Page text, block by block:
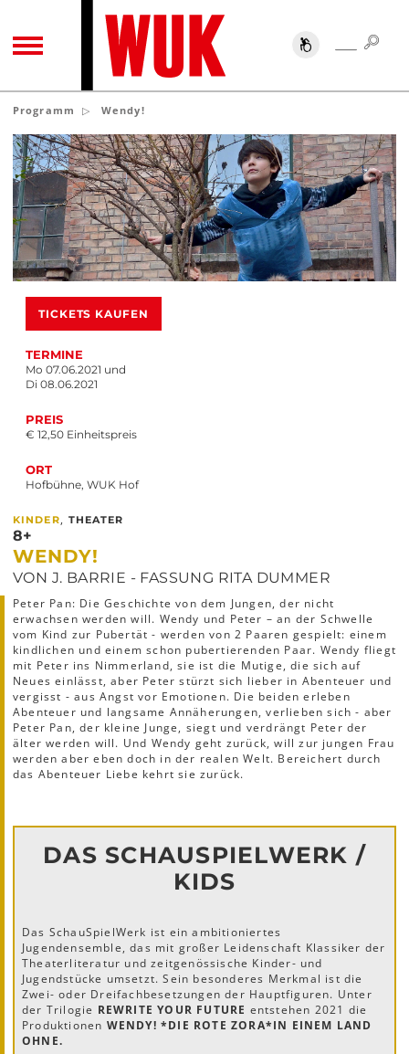
TOGGLE NAVIGATION SUCHE
Programm Wendy!
TICKETS KAUFEN
TERMINE
Mo 07.06.2021 und
Di 08.06.2021
PREIS
€ 12,50 Einheitspreis
ORT
Hofbühne, WUK Hof
KINDER, THEATER
8+
WENDY!
VON J. BARRIE - FASSUNG RITA DUMMER
Peter Pan: Die Geschichte von dem Jungen, der nicht
erwachsen werden will. Wendy und Peter – an der Schwelle
vom Kind zur Pubertät - werden von 2 Paaren gespielt: einem
kindlichen und einem schon pubertierenden Paar. Wendy fliegt
mit Peter ins Nimmerland, sie ist die Mutige, die sich auf
Neues einlässt, aber Peter stürzt sich lieber in Abenteuer und
vergisst - aus Angst vor Emotionen. Die beiden erleben
Abenteuer und langsame Annäherungen, verlieben sich - aber
Peter Pan, der kleine Junge, siegt und verdrängt Peter der
älter werden will. Und Wendy geht zurück, will zur jungen Frau
werden aber eben doch in der realen Welt. Bereichert durch
das Abenteuer Liebe kehrt sie zurück.
DAS SCHAUSPIELWERK /
KIDS
Das SchauSpielWerk ist ein ambitioniertes
Jugendensemble, das mit großer Leidenschaft Klassiker der
Theaterliteratur und zeitgenössische Kinder- und
Jugendstücke umsetzt. Sein besonderes Merkmal ist die
Zwei- oder Dreifachbesetzungen der Hauptfiguren. Unter
der Trilogie REWRITE YOUR FUTURE entstehen 2021 die
Produktionen WENDY! *DIE ROTE ZORA*IN EINEM LAND
OHNE.